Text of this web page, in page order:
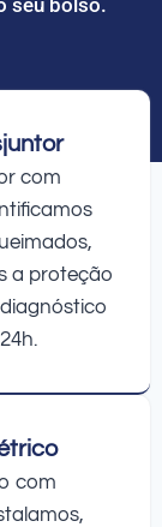
com
a proteção
com